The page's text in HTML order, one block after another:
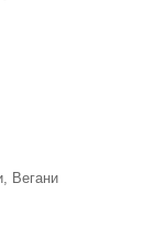
Вегани